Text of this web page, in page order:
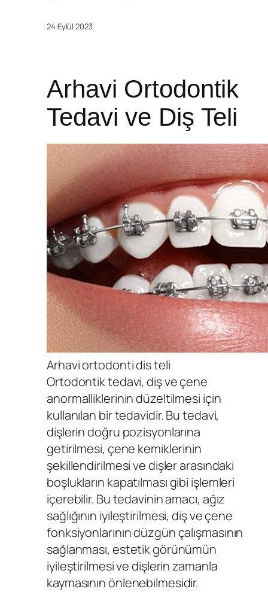
24 Eylül 2023
Arhavi Ortodontik
Tedavi ve Diş Teli
Arhavi ortodonti dis teli
Ortodontik tedavi, diş ve çene
anormalliklerinin düzeltilmesi için
kullanılan bir tedavidir. Bu tedavi,
dişlerin doğru pozisyonlarına
getirilmesi, çene kemiklerinin
şekillendirilmesi ve dişler arasındaki
boşlukların kapatılması gibi işlemleri
içerebilir. Bu tedavinin amacı, ağız
sağlığının iyileştirilmesi, diş ve çene
fonksiyonlarının düzgün çalışmasının
sağlanması, estetik görünümün
iyileştirilmesi ve dişlerin zamanla
kaymasının önlenebilmesidir.